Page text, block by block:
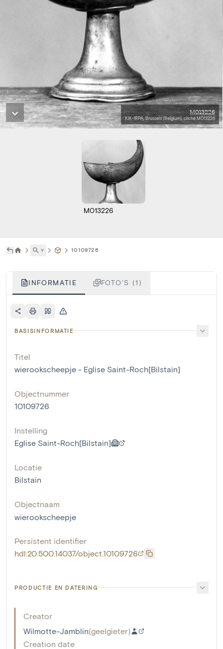
M013226
KIK-IRPA, Brussels (Belgium), cliché M013226
M013226
˅ 10109726
INFORMATIE FOTO'S (1)
BASISINFORMATIE
Titel
wierookscheepje - Eglise Saint-Roch[Bilstain]
Objectnummer
10109726
Instelling
Eglise Saint-Roch[Bilstain]
Locatie
Bilstain
Objectnaam
wierookscheepje
Persistent identifier
hdl:20.500.14037/object.10109726
PRODUCTIE EN DATERING
Creator
Wilmotte-Jamblin(geelgieter)
Creation date